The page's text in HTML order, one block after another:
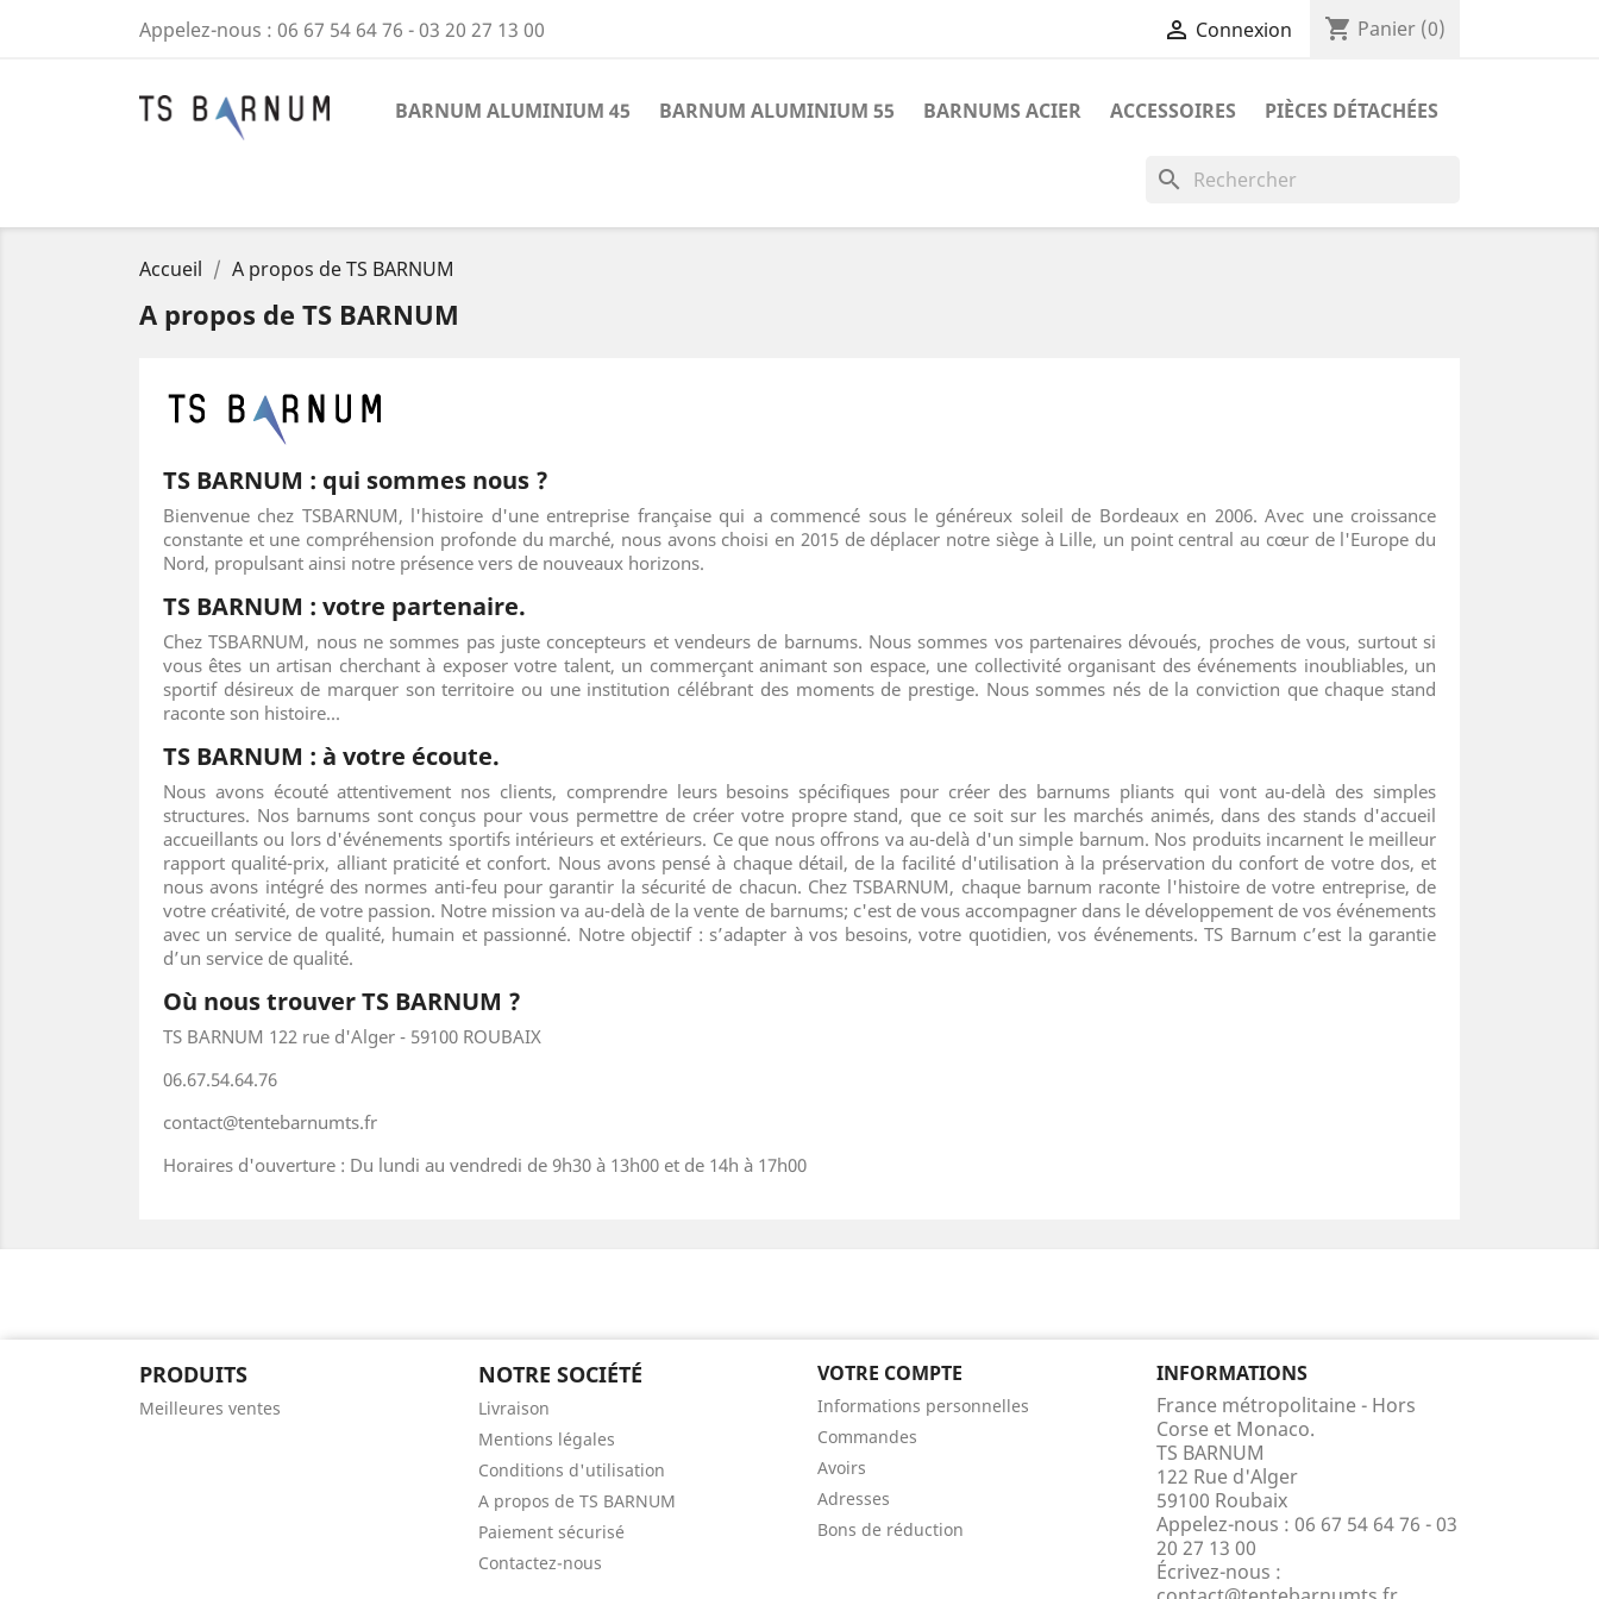
Appelez-nous : 06 67 54 64 76 - 03 20 27 13 00  Connexion shopping_cart Panier (0)
BARNUM ALUMINIUM 45 BARNUM ALUMINIUM 55 BARNUMS ACIER ACCESSOIRES PIÈCES DÉTACHÉES
search
Accueil A propos de TS BARNUM
A propos de TS BARNUM
TS BARNUM : qui sommes nous ?
Bienvenue chez TSBARNUM, l'histoire d'une entreprise française qui a commencé sous le généreux soleil de Bordeaux en 2006. Avec une croissance
constante et une compréhension profonde du marché, nous avons choisi en 2015 de déplacer notre siège à Lille, un point central au cœur de l'Europe du
Nord, propulsant ainsi notre présence vers de nouveaux horizons.
TS BARNUM : votre partenaire.
Chez TSBARNUM, nous ne sommes pas juste concepteurs et vendeurs de barnums. Nous sommes vos partenaires dévoués, proches de vous, surtout si
vous êtes un artisan cherchant à exposer votre talent, un commerçant animant son espace, une collectivité organisant des événements inoubliables, un
sportif désireux de marquer son territoire ou une institution célébrant des moments de prestige. Nous sommes nés de la conviction que chaque stand
raconte son histoire...
TS BARNUM : à votre écoute.
Nous avons écouté attentivement nos clients, comprendre leurs besoins spécifiques pour créer des barnums pliants qui vont au-delà des simples
structures. Nos barnums sont conçus pour vous permettre de créer votre propre stand, que ce soit sur les marchés animés, dans des stands d'accueil
accueillants ou lors d'événements sportifs intérieurs et extérieurs. Ce que nous offrons va au-delà d'un simple barnum. Nos produits incarnent le meilleur
rapport qualité-prix, alliant praticité et confort. Nous avons pensé à chaque détail, de la facilité d'utilisation à la préservation du confort de votre dos, et
nous avons intégré des normes anti-feu pour garantir la sécurité de chacun. Chez TSBARNUM, chaque barnum raconte l'histoire de votre entreprise, de
votre créativité, de votre passion. Notre mission va au-delà de la vente de barnums; c'est de vous accompagner dans le développement de vos événements
avec un service de qualité, humain et passionné. Notre objectif : s’adapter à vos besoins, votre quotidien, vos événements. TS Barnum c’est la garantie
d’un service de qualité.
Où nous trouver TS BARNUM ?
TS BARNUM 122 rue d'Alger - 59100 ROUBAIX
06.67.54.64.76
contact@tentebarnumts.fr
Horaires d'ouverture : Du lundi au vendredi de 9h30 à 13h00 et de 14h à 17h00
PRODUITS
Meilleures ventes
NOTRE SOCIÉTÉ
Livraison
Mentions légales
Conditions d'utilisation
A propos de TS BARNUM
Paiement sécurisé
Contactez-nous
VOTRE COMPTE
Informations personnelles
Commandes
Avoirs
Adresses
Bons de réduction
INFORMATIONS
France métropolitaine - Hors
Corse et Monaco.
TS BARNUM
122 Rue d'Alger
59100 Roubaix
Appelez-nous : 06 67 54 64 76 - 03
20 27 13 00
Écrivez-nous :